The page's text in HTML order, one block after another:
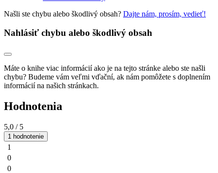
Našli ste chybu alebo škodlivý obsah? Dajte nám, prosím, vedieť!
Nahlásiť chybu alebo škodlivý obsah
Máte o knihe viac informácií ako je na tejto stránke alebo ste našli
chybu? Budeme vám veľmi vďační, ak nám pomôžete s doplnením
informácií na našich stránkach.
Hodnotenia
5,0 / 5
1 hodnotenie
1
0
0